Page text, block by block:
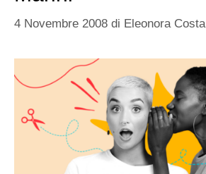
4 Novembre 2008 di Eleonora Costa